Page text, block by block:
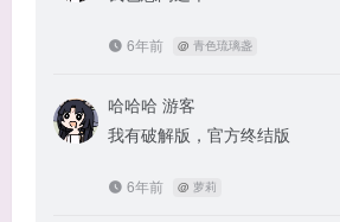
6年前 @ 青色琉璃盏
哈哈哈 游客
我有破解版，官方终结版
6年前 @ 萝莉